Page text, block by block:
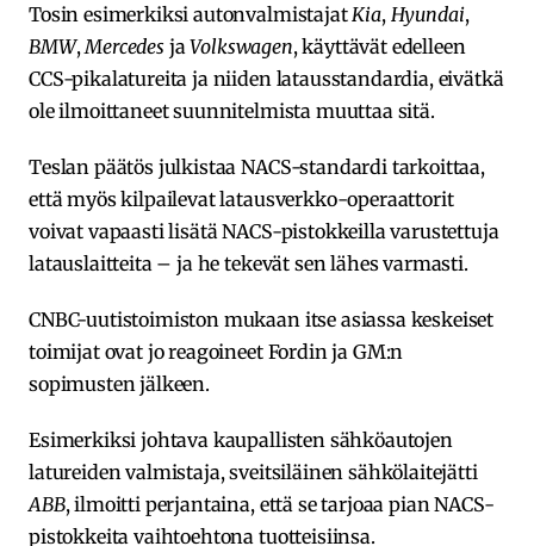
Tosin esimerkiksi autonvalmistajat Kia, Hyundai,
BMW, MercedesjaVolkswagen, käyttävät edelleen
CCS-pikalatureita ja niiden latausstandardia, eivätkä
ole ilmoittaneet suunnitelmista muuttaa sitä.
Teslan päätös julkistaa NACS-standardi tarkoittaa,
että myös kilpailevat latausverkko-operaattorit
voivat vapaasti lisätä NACS-pistokkeilla varustettuja
latauslaitteita – ja he tekevät sen lähes varmasti.
CNBC-uutistoimiston mukaan itse asiassa keskeiset
toimijat ovat jo reagoineet Fordin ja GM:n
sopimusten jälkeen.
Esimerkiksi johtava kaupallisten sähköautojen
latureiden valmistaja, sveitsiläinen sähkölaitejätti
ABB, ilmoitti perjantaina, että se tarjoaa pian NACS-
pistokkeita vaihtoehtona tuotteisiinsa.